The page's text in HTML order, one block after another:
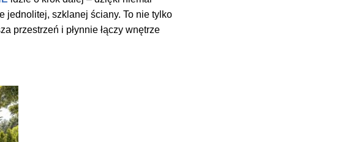
jednolitej, szklanej ściany. To nie tylko
przestrzeń i płynnie łączy wnętrze